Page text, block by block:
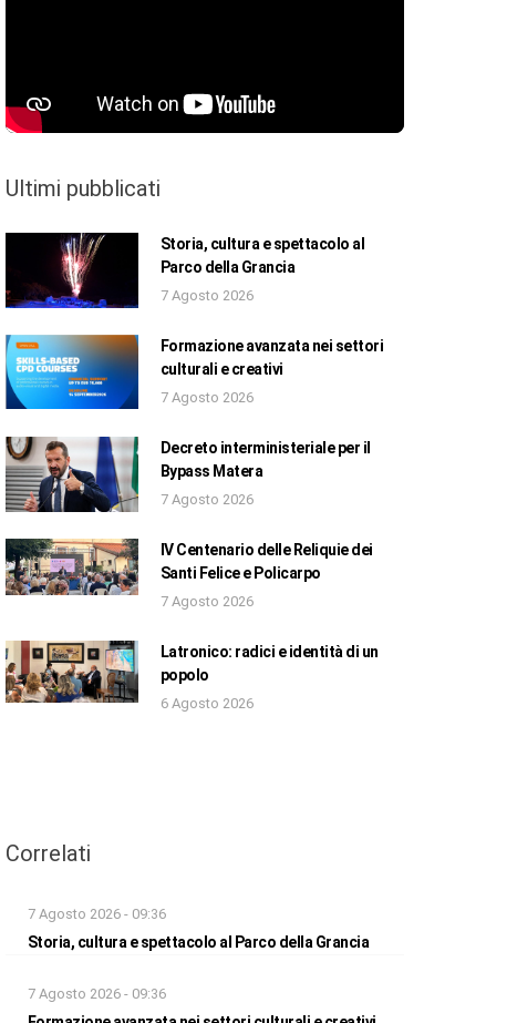
Ultimi pubblicati
Storia, cultura e spettacolo al
Parco della Grancia
7 Agosto 2026
Formazione avanzata nei settori
culturali e creativi
7 Agosto 2026
Decreto interministeriale per il
Bypass Matera
7 Agosto 2026
IV Centenario delle Reliquie dei
Santi Felice e Policarpo
7 Agosto 2026
Latronico: radici e identità di un
popolo
6 Agosto 2026
Correlati
7 Agosto 2026 - 09:36
Storia, cultura e spettacolo al Parco della Grancia
7 Agosto 2026 - 09:36